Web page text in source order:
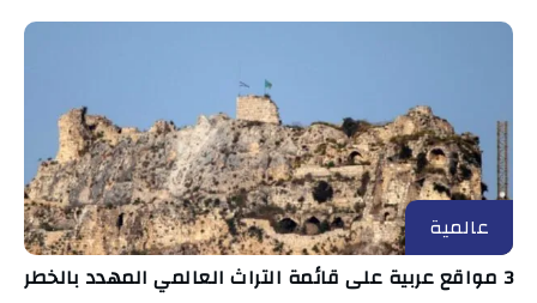
عالمية
3 مواقع عربية على قائمة التراث العالمي المهدد بالخطر